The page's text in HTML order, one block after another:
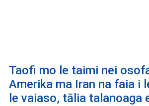
Taofi mo le taimi nei
Amerika ma Iran na faia i
le vaiaso, tālia talanoaga